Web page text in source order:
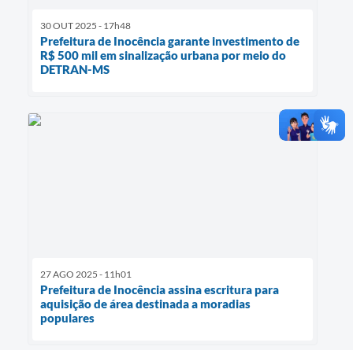
30 OUT 2025 - 17h48
Prefeitura de Inocência garante investimento de
R$ 500 mil em sinalização urbana por meio do
DETRAN-MS
27 AGO 2025 - 11h01
Prefeitura de Inocência assina escritura para
aquisição de área destinada a moradias
populares